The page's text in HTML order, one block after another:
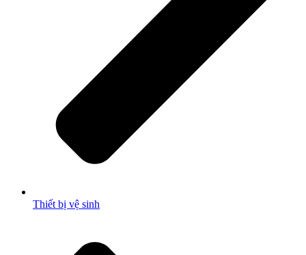
Thiết bị vệ sinh